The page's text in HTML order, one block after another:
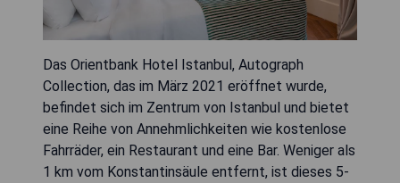
Das Orientbank Hotel Istanbul, Autograph
Collection, das im März 2021 eröffnet wurde,
befindet sich im Zentrum von Istanbul und bietet
eine Reihe von Annehmlichkeiten wie kostenlose
Fahrräder, ein Restaurant und eine Bar. Weniger als
1 km vom Konstantinsäule entfernt, ist dieses 5-